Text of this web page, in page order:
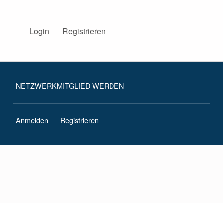
Login Registrieren
NETZWERKMITGLIED WERDEN
Anmelden Registrieren